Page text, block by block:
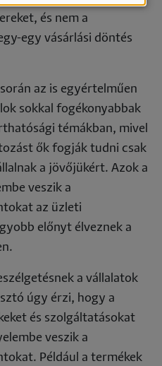
és nem a
egy vásárlási döntés
az is egyértelműen
sokkal fogékonyabbak
témákban, mivel
ők fogják tudni csak
a jövőjükért. Azok a
veszik a
az üzleti
előnyt élveznek a
a vállalatok
úgy érzi, hogy a
és szolgáltatásokat
veszik a
Például a termékek